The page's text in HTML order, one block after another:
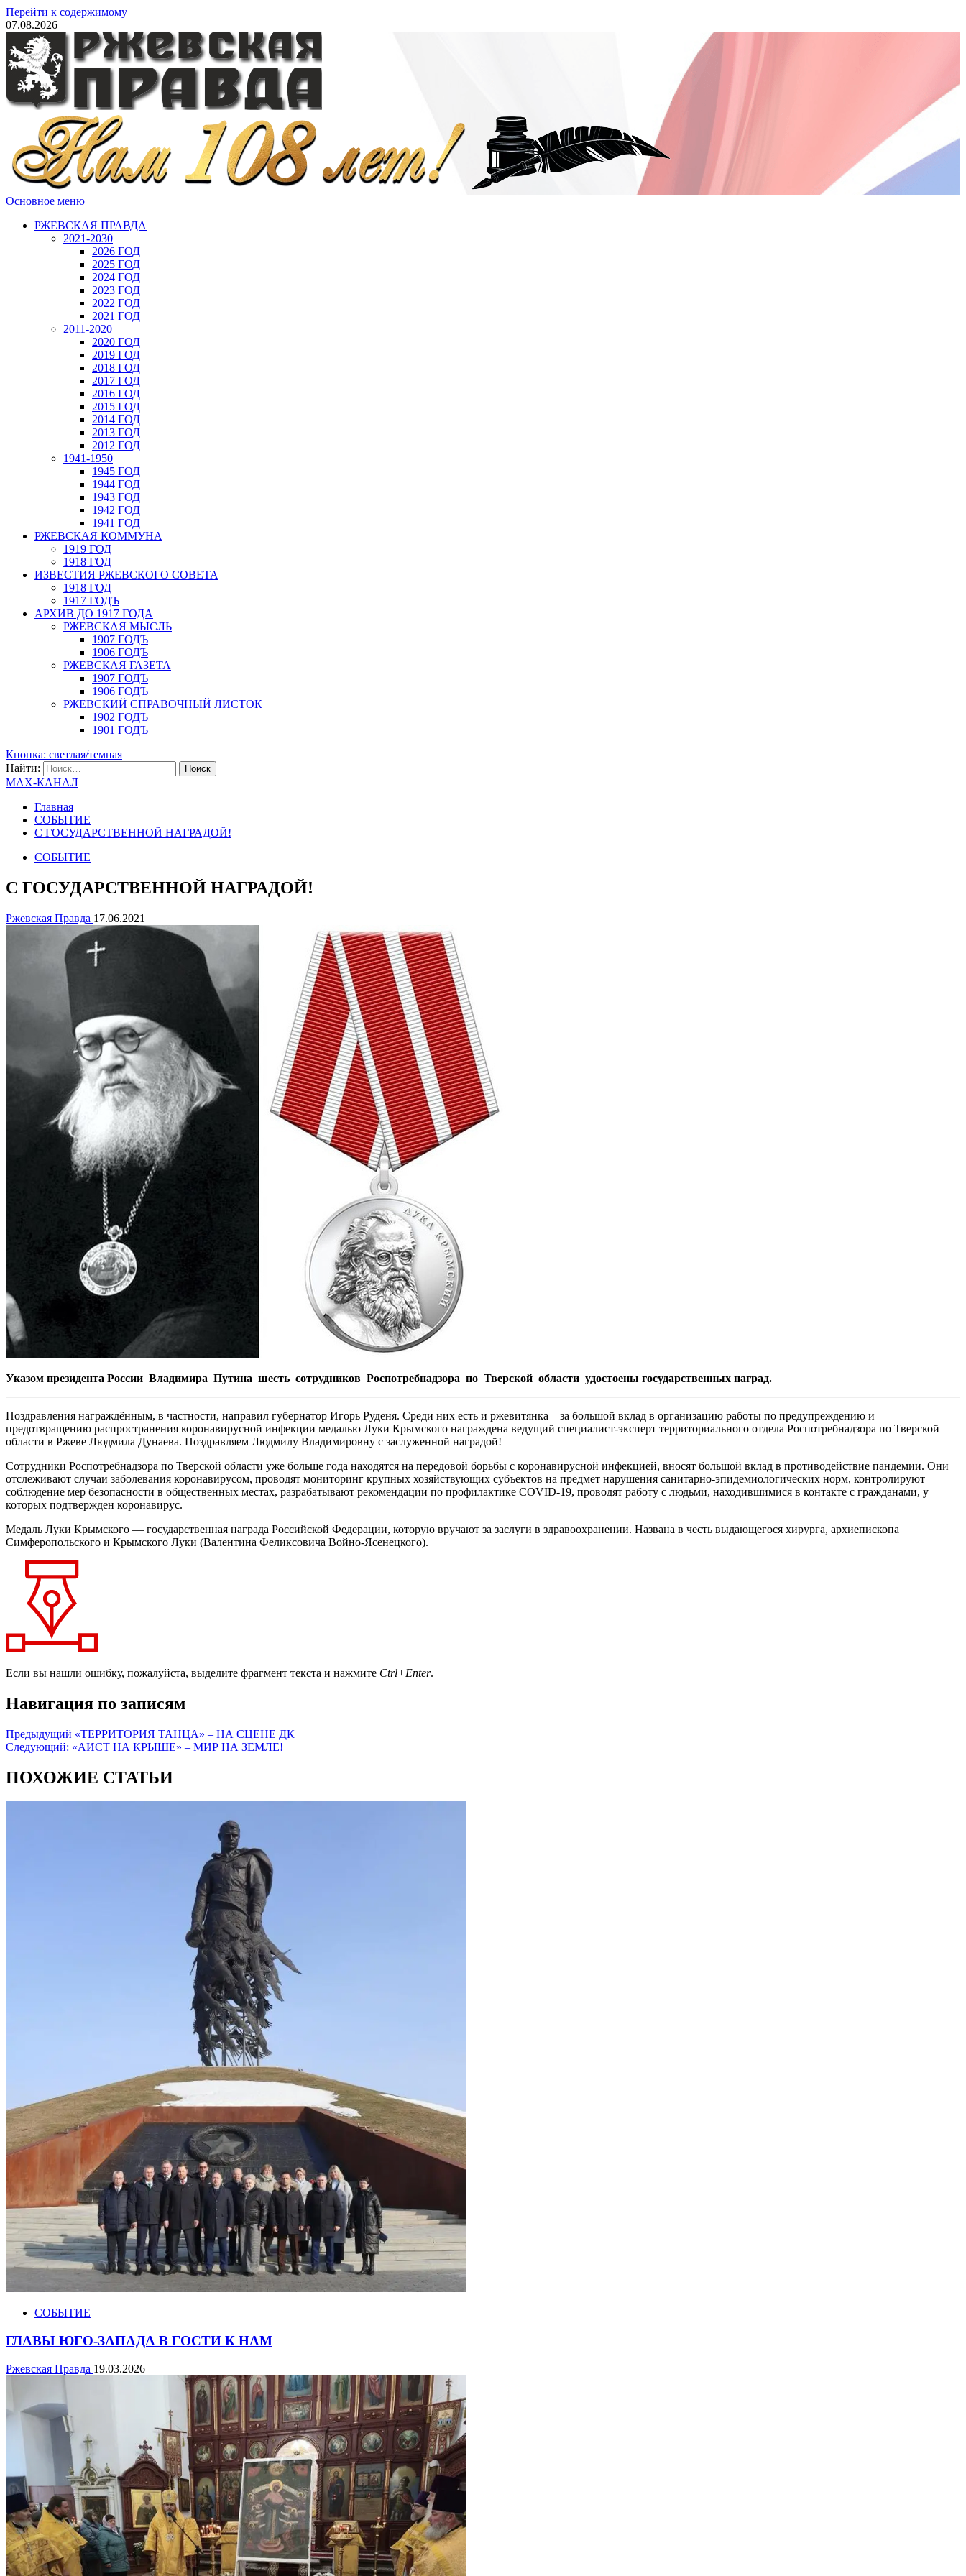
Перейти к содержимому
07.08.2026
Основное меню
РЖЕВСКАЯ ПРАВДА
2021-2030
2026 ГОД
2025 ГОД
2024 ГОД
2023 ГОД
2022 ГОД
2021 ГОД
2011-2020
2020 ГОД
2019 ГОД
2018 ГОД
2017 ГОД
2016 ГОД
2015 ГОД
2014 ГОД
2013 ГОД
2012 ГОД
1941-1950
1945 ГОД
1944 ГОД
1943 ГОД
1942 ГОД
1941 ГОД
РЖЕВСКАЯ КОММУНА
1919 ГОД
1918 ГОД
ИЗВЕСТИЯ РЖЕВСКОГО СОВЕТА
1918 ГОД
1917 ГОДЪ
АРХИВ ДО 1917 ГОДА
РЖЕВСКАЯ МЫСЛЬ
1907 ГОДЪ
1906 ГОДЪ
РЖЕВСКАЯ ГАЗЕТА
1907 ГОДЪ
1906 ГОДЪ
РЖЕВСКИЙ СПРАВОЧНЫЙ ЛИСТОК
1902 ГОДЪ
1901 ГОДЪ
Кнопка: светлая/темная
Найти:
MAX-КАНАЛ
Главная
СОБЫТИЕ
С ГОСУДАРСТВЕННОЙ НАГРАДОЙ!
СОБЫТИЕ
С ГОСУДАРСТВЕННОЙ НАГРАДОЙ!
Ржевская Правда 17.06.2021
Указом президента России Владимира Путина шесть сотрудников Роспотребнадзора по Тверской области удостоены государственных наград.
Поздравления награждённым, в частности, направил губернатор Игорь Руденя. Среди них есть и ржевитянка – за большой вклад в организацию работы по предупреждению и
предотвращению распространения коронавирусной инфекции медалью Луки Крымского награждена ведущий специалист-эксперт территориального отдела Роспотребнадзора по Тверской
области в Ржеве Людмила Дунаева. Поздравляем Людмилу Владимировну с заслуженной наградой!
Сотрудники Роспотребнадзора по Тверской области уже больше года находятся на передовой борьбы с коронавирусной инфекцией, вносят большой вклад в противодействие пандемии. Они
отслеживают случаи заболевания коронавирусом, проводят мониторинг крупных хозяйствующих субъектов на предмет нарушения санитарно-эпидемиологических норм, контролируют
соблюдение мер безопасности в общественных местах, разрабатывают рекомендации по профилактике COVID-19, проводят работу с людьми, находившимися в контакте с гражданами, у
которых подтвержден коронавирус.
Медаль Луки Крымского — государственная награда Российской Федерации, которую вручают за заслуги в здравоохранении. Названа в честь выдающегося хирурга, архиепископа
Симферопольского и Крымского Луки (Валентина Феликсовича Войно-Ясенецкого).
Если вы нашли ошибку, пожалуйста, выделите фрагмент текста и нажмите Ctrl+Enter.
Навигация по записям
Предыдущий «ТЕРРИТОРИЯ ТАНЦА» – НА СЦЕНЕ ДК
Следующий: «АИСТ НА КРЫШЕ» – МИР НА ЗЕМЛЕ!
ПОХОЖИЕ СТАТЬИ
СОБЫТИЕ
ГЛАВЫ ЮГО-ЗАПАДА В ГОСТИ К НАМ
Ржевская Правда 19.03.2026